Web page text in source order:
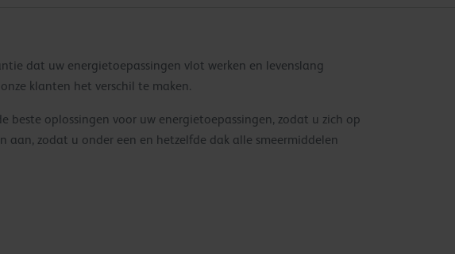
dat uw energietoepassingen vlot werken en levenslang
klanten het verschil te maken.
beste oplossingen voor uw energietoepassingen, zodat u zich op
zodat u onder een en hetzelfde dak alle smeermiddelen